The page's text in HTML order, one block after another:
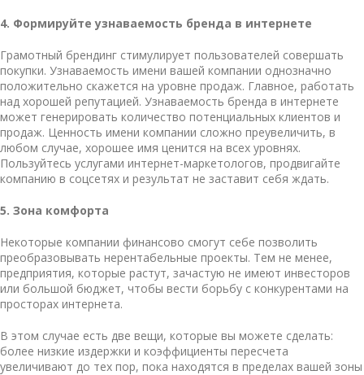
4. Формируйте узнаваемость бренда в интернете
Грамотный брендинг стимулирует пользователей совершать
покупки. Узнаваемость имени вашей компании однозначно
положительно скажется на уровне продаж. Главное, работать
над хорошей репутацией. Узнаваемость бренда в интернете
может генерировать количество потенциальных клиентов и
продаж. Ценность имени компании сложно преувеличить, в
любом случае, хорошее имя ценится на всех уровнях.
Пользуйтесь услугами интернет-маркетологов, продвигайте
компанию в соцсетях и результат не заставит себя ждать.
5. Зона комфорта
Некоторые компании финансово смогут себе позволить
преобразовывать нерентабельные проекты. Тем не менее,
предприятия, которые растут, зачастую не имеют инвесторов
или большой бюджет, чтобы вести борьбу с конкурентами на
просторах интернета.
В этом случае есть две вещи, которые вы можете сделать:
более низкие издержки и коэффициенты пересчета
увеличивают до тех пор, пока находятся в пределах вашей зоны